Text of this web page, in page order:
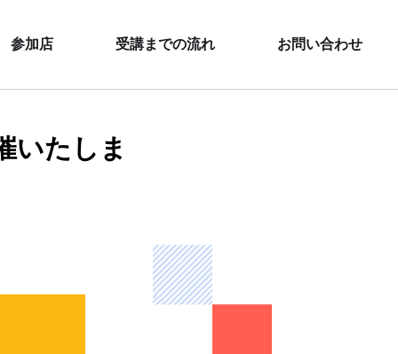
参加店 受講までの流れ お問い合わせ
いたしま